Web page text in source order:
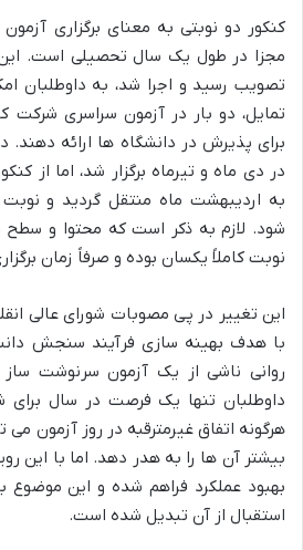
کنکور دو نوبتی به معنای برگزاری
تصویب رسید و اجرا شد، به داوطلبان
تمایل، دو بار در آزمون سراسری شرکت
به اردیبهشت ماه منتقل گردید و نوبت
شود. لازم به ذکر است که محتوا و سطح
نوبت کاملاً یکسان بوده و صرفاً زمان
این تغییر در پی مصوبات شورای عالی
با هدف بهینه سازی فرآیند سنجش
روانی ناشی از یک آزمون سرنوشت
داوطلبان تنها یک فرصت در سال برای
هرگونه اتفاق غیرمترقبه در روز آزمون
بیشتر آن ها را به هدر دهد. اما با این
بهبود عملکرد فراهم شده و این موضوع
استقبال از آن تبدیل شده است.